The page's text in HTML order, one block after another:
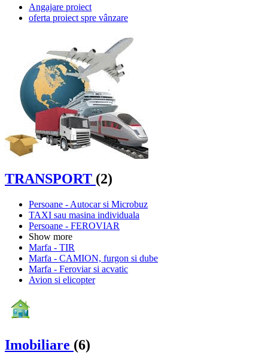
Angajare proiect
oferta proiect spre vânzare
TRANSPORT (2)
Persoane - Autocar si Microbuz
TAXI sau masina individuala
Persoane - FEROVIAR
Show more
Marfa - TIR
Marfa - CAMION, furgon si dube
Marfa - Feroviar si acvatic
Avion si elicopter
Imobiliare (6)